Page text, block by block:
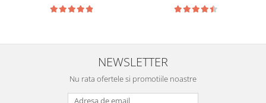
NEWSLETTER
Nu rata ofertele si promotiile noastre